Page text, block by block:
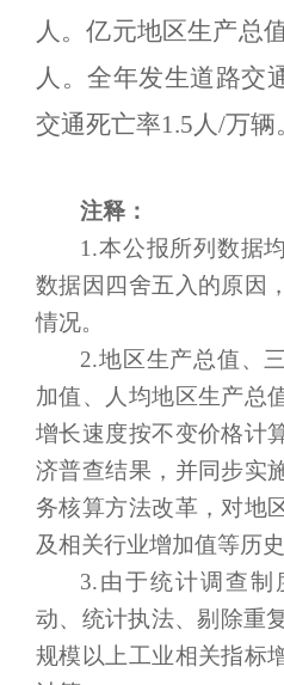
人。亿元地区生产总
人。全年发生道路交
交通死亡率1.5人/万辆
注释：
1.本公报所列数据
数据因四舍五入的原因
情况。
2.地区生产总值、
加值、人均地区生产总
增长速度按不变价格计
济普查结果，并同步实
务核算方法改革，对地
及相关行业增加值等历
3.由于统计调查制
动、统计执法、剔除重
规模以上工业相关指标